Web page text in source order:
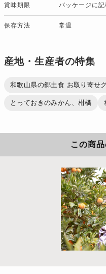
賞味期限 パッケージに記
保存方法 常温
産地・生産者の特集
和歌山県の郷土食 お取り寄せ
とっておきのみかん、柑橘
この商